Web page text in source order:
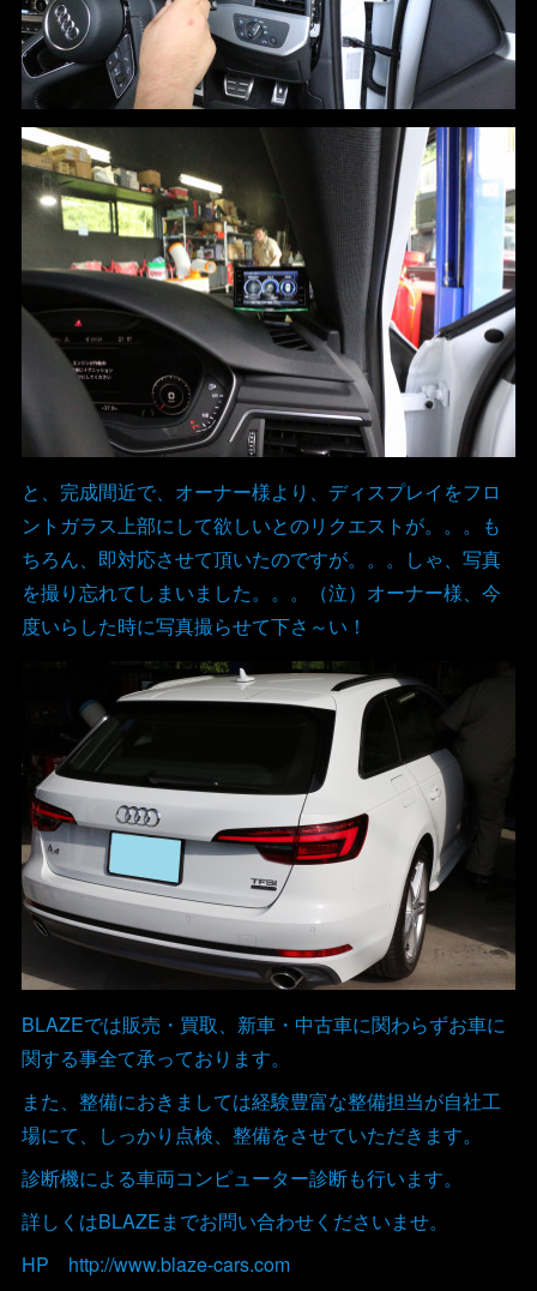
と、完成間近で、オーナー様より、ディスプレイをフロ
ントガラス上部にして欲しいとのリクエストが。。。も
ちろん、即対応させて頂いたのですが。。。しゃ、写真
を撮り忘れてしまいました。。。（泣）オーナー様、今
度いらした時に写真撮らせて下さ～い！
BLAZEでは販売・買取、新車・中古車に関わらずお車に
関する事全て承っております。
また、整備におきましては経験豊富な整備担当が自社工
場にて、しっかり点検、整備をさせていただきます。
診断機による車両コンピューター診断も行います。
詳しくはBLAZEまでお問い合わせくださいませ。
HP http://www.blaze-cars.com